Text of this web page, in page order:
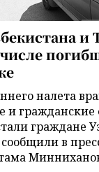
и
налета
гражданские
граждане
в